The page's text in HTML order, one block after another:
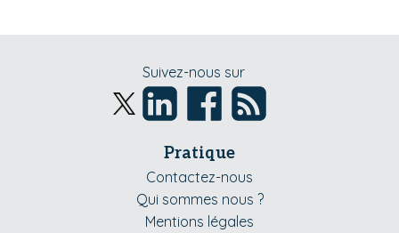
Suivez-nous sur
Pratique
Contactez-nous
Qui sommes nous ?
Mentions légales